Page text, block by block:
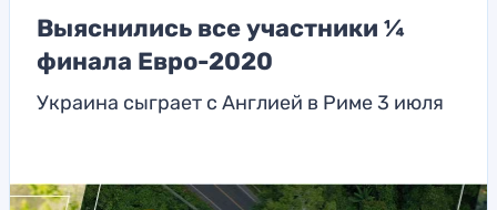
Выяснились все участники ¼
финала Евро-2020
Украина сыграет с Англией в Риме 3 июля